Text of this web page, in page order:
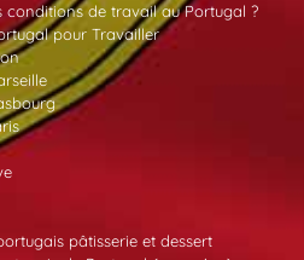
conditions de travail au Portugal ?
pour Travailler
pâtisserie et dessert